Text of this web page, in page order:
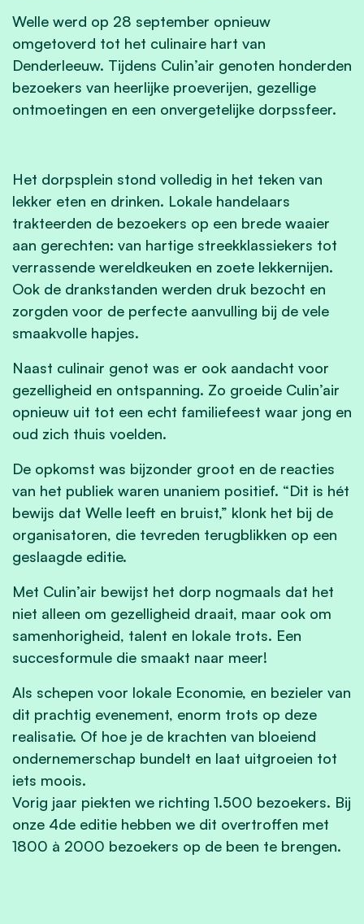
Welle werd op 28 september opnieuw
omgetoverd tot het culinaire hart van
Denderleeuw. Tijdens Culin’air genoten honderden
bezoekers van heerlijke proeverijen, gezellige
ontmoetingen en een onvergetelijke dorpssfeer.
Het dorpsplein stond volledig in het teken van
lekker eten en drinken. Lokale handelaars
trakteerden de bezoekers op een brede waaier
aan gerechten: van hartige streekklassiekers tot
verrassende wereldkeuken en zoete lekkernijen.
Ook de drankstanden werden druk bezocht en
zorgden voor de perfecte aanvulling bij de vele
smaakvolle hapjes.
Naast culinair genot was er ook aandacht voor
gezelligheid en ontspanning. Zo groeide Culin’air
opnieuw uit tot een echt familiefeest waar jong en
oud zich thuis voelden.
De opkomst was bijzonder groot en de reacties
van het publiek waren unaniem positief. “Dit is hét
bewijs dat Welle leeft en bruist,” klonk het bij de
organisatoren, die tevreden terugblikken op een
geslaagde editie.
Met Culin’air bewijst het dorp nogmaals dat het
niet alleen om gezelligheid draait, maar ook om
samenhorigheid, talent en lokale trots. Een
succesformule die smaakt naar meer!
Als schepen voor lokale Economie, en bezieler van
dit prachtig evenement, enorm trots op deze
realisatie. Of hoe je de krachten van bloeiend
ondernemerschap bundelt en laat uitgroeien tot
iets moois.
Vorig jaar piekten we richting 1.500 bezoekers. Bij
onze 4de editie hebben we dit overtroffen met
1800 à 2000 bezoekers op de been te brengen.